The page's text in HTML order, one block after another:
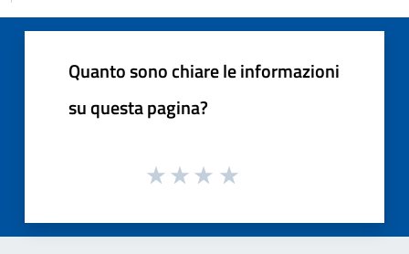
Quanto sono chiare le informazioni
su questa pagina?